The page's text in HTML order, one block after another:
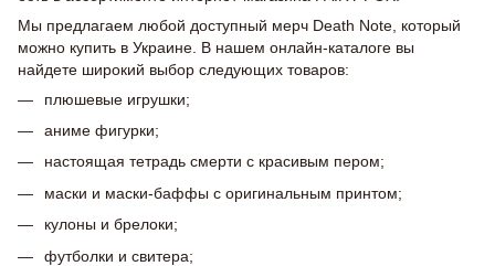
Мы предлагаем любой доступный мерч Death Note, который
можно купить в Украине. В нашем онлайн-каталоге вы
найдете широкий выбор следующих товаров:
плюшевые игрушки;
аниме фигурки;
настоящая тетрадь смерти с красивым пером;
маски и маски-баффы с оригинальным принтом;
кулоны и брелоки;
футболки и свитера;